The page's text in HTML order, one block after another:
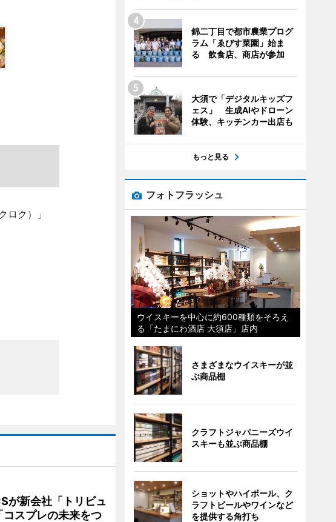
ロク）」
が新会社「トリビュ
スプレの未来をつ
錦二丁目で都市農業プログ
ラム「ゑびす菜園」始ま
る 飲食店、商店が参加
大須で「デジタルキッズフ
ェス」 生成AIやドローン
体験、キッチンカー出店も
もっと見る
フォトフラッシュ
ウイスキーを中心に約600種類をそろえ
る「たまにわ酒店 大須店」店内
さまざまなウイスキーが並
ぶ商品棚
クラフトジャパニーズウイ
スキーも並ぶ商品棚
ショットやハイボール、ク
ラフトビールやワインなど
を提供する角打ち